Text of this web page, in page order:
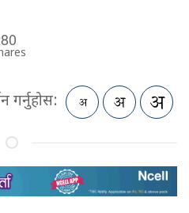
गर्नुहोस: